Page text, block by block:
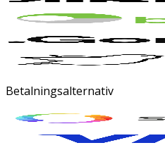
Betalningsalternativ